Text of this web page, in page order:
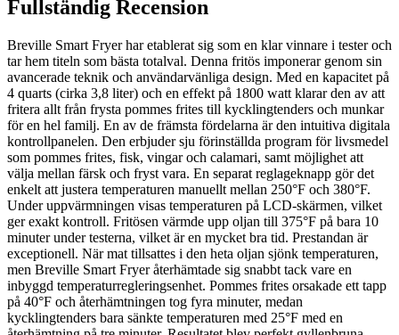
Fullständig Recension
Breville Smart Fryer har etablerat sig som en klar vinnare i tester och
tar hem titeln som bästa totalval. Denna fritös imponerar genom sin
avancerade teknik och användarvänliga design. Med en kapacitet på
4 quarts (cirka 3,8 liter) och en effekt på 1800 watt klarar den av att
fritera allt från frysta pommes frites till kycklingtenders och munkar
för en hel familj. En av de främsta fördelarna är den intuitiva digitala
kontrollpanelen. Den erbjuder sju förinställda program för livsmedel
som pommes frites, fisk, vingar och calamari, samt möjlighet att
välja mellan färsk och fryst vara. En separat reglageknapp gör det
enkelt att justera temperaturen manuellt mellan 250°F och 380°F.
Under uppvärmningen visas temperaturen på LCD-skärmen, vilket
ger exakt kontroll. Fritösen värmde upp oljan till 375°F på bara 10
minuter under testerna, vilket är en mycket bra tid. Prestandan är
exceptionell. När mat tillsattes i den heta oljan sjönk temperaturen,
men Breville Smart Fryer återhämtade sig snabbt tack vare en
inbyggd temperaturregleringsenhet. Pommes frites orsakade ett tapp
på 40°F och återhämtningen tog fyra minuter, medan
kycklingtenders bara sänkte temperaturen med 25°F med en